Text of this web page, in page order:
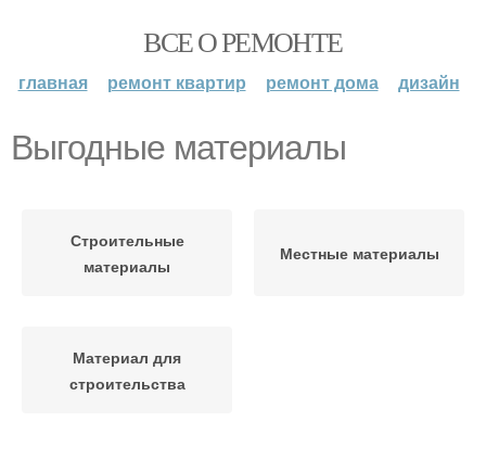
ВСЕ О РЕМОНТЕ
главная ремонт квартир ремонт дома дизайн
Выгодные материалы
Строительные
материалы
Местные материалы
Материал для
строительства